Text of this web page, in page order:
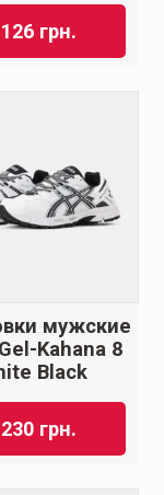
грн.
мужские
Kahana 8
Black
грн.